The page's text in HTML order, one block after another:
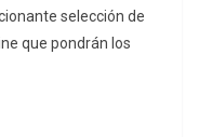
selección de
que pondrán los